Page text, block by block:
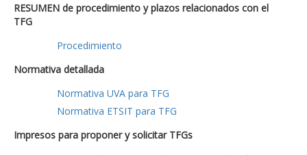
RESUMEN de procedimiento y plazos relacionados con el
TFG
Procedimiento
Normativa detallada
Normativa UVA para TFG
Normativa ETSIT para TFG
Impresos para proponer y solicitar TFGs